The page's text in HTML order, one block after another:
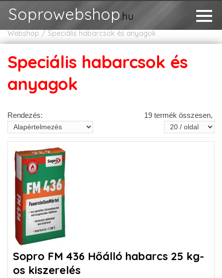
Soprowebshop.hu
Webshop Speciális habarcsok és anyagok
Speciális habarcsok és
anyagok
Rendezés: 19 termék összesen,
Sopro FM 436 Hőálló habarcs 25 kg-
os kiszerelés